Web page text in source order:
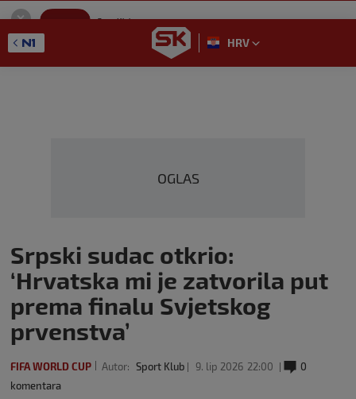
SportKlub
GET - On the Google Play
HRV
OGLAS
Srpski sudac otkrio:
‘Hrvatska mi je zatvorila put
prema finalu Svjetskog
prvenstva’
FIFA WORLD CUP Autor: Sport Klub 9. lip 2026 22:00
0
komentara